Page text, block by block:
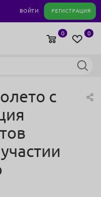
ВОЙТИ РЕГИСТРАЦИЯ
0
0
с